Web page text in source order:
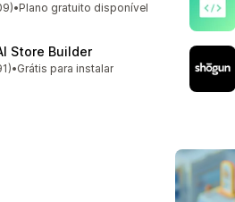
ao todo
•Plano gratuito disponível
Store Builder
ao todo
•Grátis para instalar